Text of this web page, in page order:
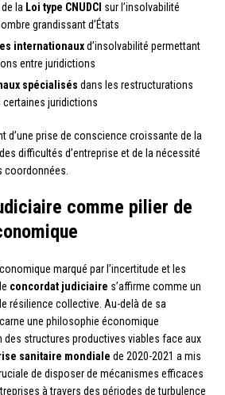
la Loi type CNUDCI sur l’insolvabilité
grandissant d’États
internationauxd’insolvabilité permettant
entre juridictions
spécialisés dans les restructurations
juridictions
d’une prise de conscience croissante de la
difficultés d’entreprise et de la nécessité
coordonnées.
comme pilier de
marqué par l’incertitude et les
concordat judiciaire s’affirme comme un
résilience collective. Au-delà de sa
une philosophie économique
des structures productives viables face aux
sanitaire mondiale de 2020-2021 a mis
de disposer de mécanismes efficaces
à travers des périodes de turbulence